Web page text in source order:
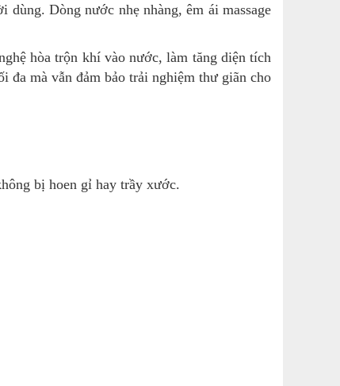
Dòng nước nhẹ nhàng, êm ái massage
hòa trộn khí vào nước, làm tăng diện tích
mà vẫn đảm bảo trải nghiệm thư giãn cho
bị hoen gỉ hay trầy xước.